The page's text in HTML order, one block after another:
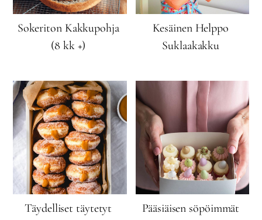
Sokeriton Kakkupohja
(8 kk +)
Kesäinen Helppo
Suklaakakku
Täydelliset täytetyt
Pääsiäisen söpöimmät